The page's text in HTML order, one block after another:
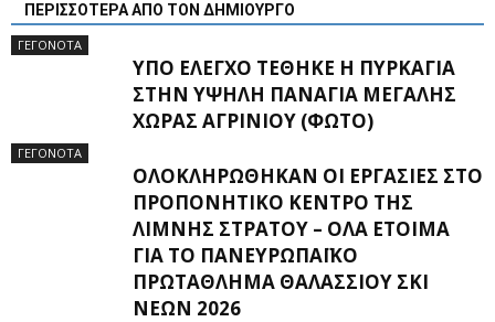
ΠΕΡΙΣΣΟΤΕΡΑ ΑΠΟ ΤΟΝ ΔΗΜΙΟΥΡΓΟ
ΓΕΓΟΝΟΤΑ
ΥΠΌ ΈΛΕΓΧΟ ΤΈΘΗΚΕ Η ΠΥΡΚΑΓΙΆ
ΣΤΗΝ ΥΨΗΛΉ ΠΑΝΑΓΙΆ ΜΕΓΆΛΗΣ
ΧΏΡΑΣ ΑΓΡΙΝΊΟΥ (ΦΩΤΌ)
ΓΕΓΟΝΟΤΑ
ΟΛΟΚΛΗΡΏΘΗΚΑΝ ΟΙ ΕΡΓΑΣΊΕΣ ΣΤΟ
ΠΡΟΠΟΝΗΤΙΚΌ ΚΈΝΤΡΟ ΤΗΣ
ΛΊΜΝΗΣ ΣΤΡΆΤΟΥ – ΌΛΑ ΈΤΟΙΜΑ
ΓΙΑ ΤΟ ΠΑΝΕΥΡΩΠΑΪΚΌ
ΠΡΩΤΆΘΛΗΜΑ ΘΑΛΆΣΣΙΟΥ ΣΚΙ
ΝΈΩΝ 2026